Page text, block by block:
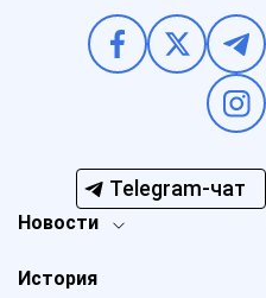
Telegram-чат
Новости
История